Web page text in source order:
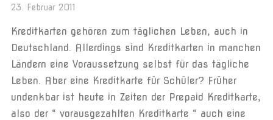
23. Februar 2011
Kreditkarten gehören zum täglichen Leben, auch in
Deutschland. Allerdings sind Kreditkarten in manchen
Ländern eine Voraussetzung selbst für das tägliche
Leben. Aber eine Kreditkarte für Schüler? Früher
undenkbar ist heute in Zeiten der Prepaid Kreditkarte,
also der “ vorausgezahlten Kreditkarte “ auch eine